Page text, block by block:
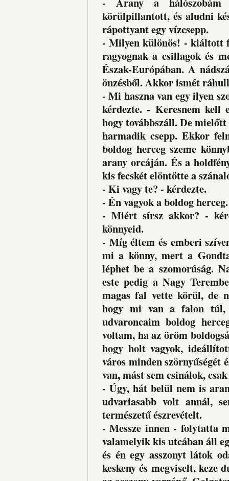
körülpillantott, és aludni
rápottyant egy vízcsepp.
- Milyen különös! - kiáltott
ragyognak a csillagok és
Észak-Európában. A
önzésből. Akkor ismét
- Mi haszna van egy ilyen
kérdezte. - Keresnem kell
hogy továbbszáll. De
harmadik csepp. Ekkor
boldog herceg szeme
arany orcáján. És a
kis fecskét elöntötte a
- Ki vagy te? - kérdezte.
- Én vagyok a boldog herceg.
- Miért sírsz akkor? -
könnyeid.
- Míg éltem és emberi
mi a könny, mert a
léphet be a szomorúság.
este pedig a Nagy
magas fal vette körül, de
hogy mi van a falon túl,
udvaroncaim boldog
voltam, ha az öröm
hogy holt vagyok,
város minden szörnyűségét
van, mást sem csinálok,
- Úgy, hát belül nem is
udvariasabb volt annál,
természetű észrevételt.
- Messze innen - folytatta
valamelyik kis utcában áll
és én egy asszonyt látok
keskeny és megviselt, keze